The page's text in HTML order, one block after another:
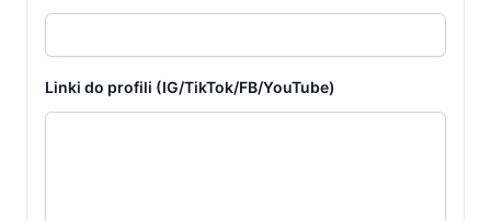
Linki do profili (IG/TikTok/FB/YouTube)